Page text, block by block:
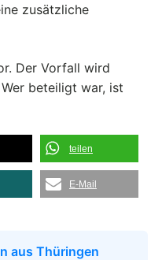
zusätzliche
Der Vorfall wird
beteiligt war, ist
teilen
E-Mail
aus Thüringen